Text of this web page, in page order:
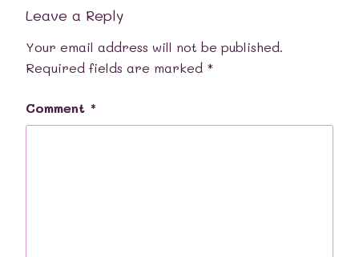
Leave a Reply
Your email address will not be published.
Required fields are marked *
Comment *